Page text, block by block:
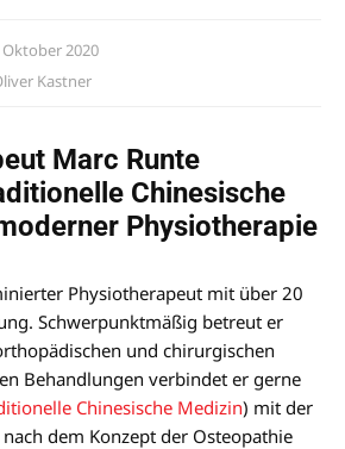
Oktober 2020
Kastner
Marc Runte
Chinesische
Physiotherapie
Physiotherapeut mit über 20
Schwerpunktmäßig betreut er
und chirurgischen
Behandlungen verbindet er gerne
Chinesische Medizin) mit der
dem Konzept der Osteopathie